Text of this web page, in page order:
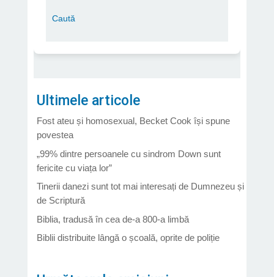
Ultimele articole
Fost ateu și homosexual, Becket Cook își spune
povestea
„99% dintre persoanele cu sindrom Down sunt
fericite cu viața lor”
Tinerii danezi sunt tot mai interesați de Dumnezeu și
de Scriptură
Biblia, tradusă în cea de-a 800-a limbă
Biblii distribuite lângă o școală, oprite de poliție